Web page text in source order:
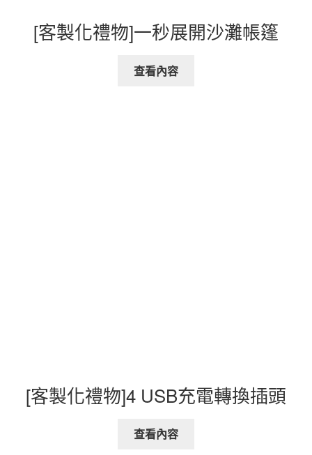
[客製化禮物]一秒展開沙灘帳篷
查看內容
[客製化禮物]4 USB充電轉換插頭
查看內容